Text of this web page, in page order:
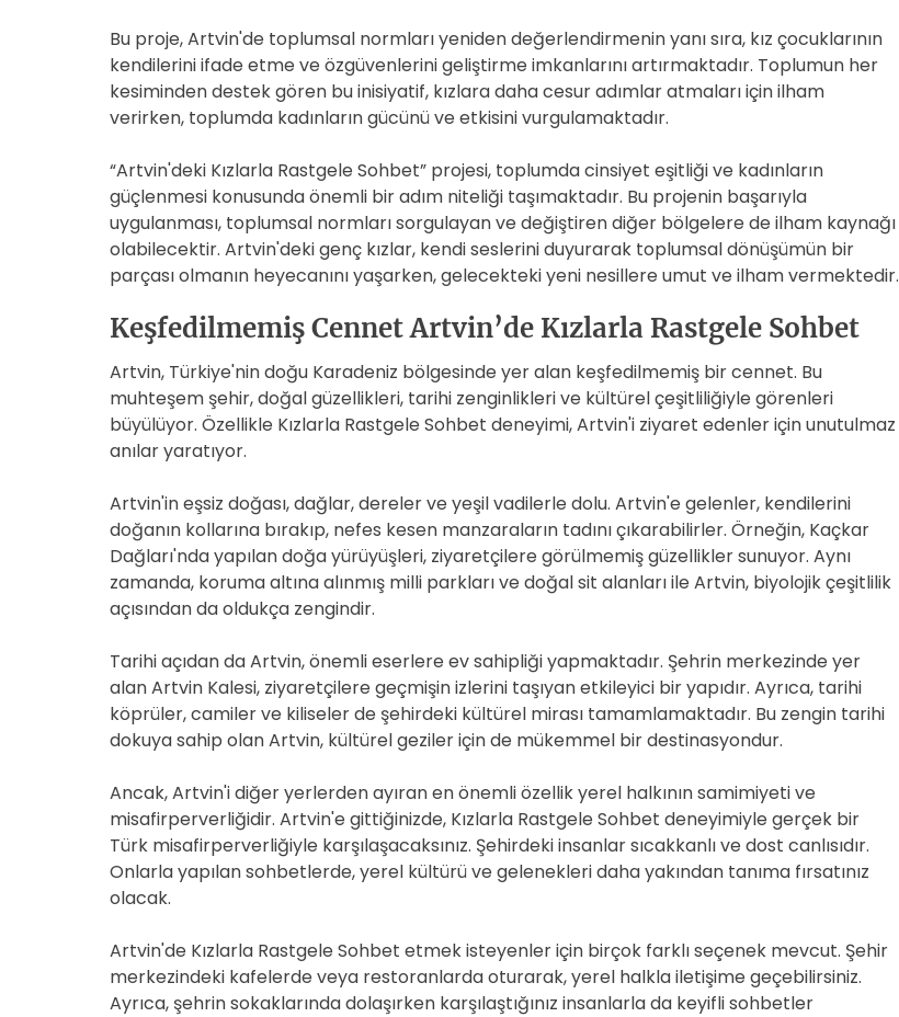
Bu proje, Artvin'de toplumsal normları yeniden değerlendirmenin yanı sıra, kız çocuklarının
kendilerini ifade etme ve özgüvenlerini geliştirme imkanlarını artırmaktadır. Toplumun her
kesiminden destek gören bu inisiyatif, kızlara daha cesur adımlar atmaları için ilham
verirken, toplumda kadınların gücünü ve etkisini vurgulamaktadır.
“Artvin'deki Kızlarla Rastgele Sohbet” projesi, toplumda cinsiyet eşitliği ve kadınların
güçlenmesi konusunda önemli bir adım niteliği taşımaktadır. Bu projenin başarıyla
uygulanması, toplumsal normları sorgulayan ve değiştiren diğer bölgelere de ilham kaynağı
olabilecektir. Artvin'deki genç kızlar, kendi seslerini duyurarak toplumsal dönüşümün bir
parçası olmanın heyecanını yaşarken, gelecekteki yeni nesillere umut ve ilham vermektedir.
Keşfedilmemiş Cennet Artvin’de Kızlarla Rastgele Sohbet
Artvin, Türkiye'nin doğu Karadeniz bölgesinde yer alan keşfedilmemiş bir cennet. Bu
muhteşem şehir, doğal güzellikleri, tarihi zenginlikleri ve kültürel çeşitliliğiyle görenleri
büyülüyor. Özellikle Kızlarla Rastgele Sohbet deneyimi, Artvin'i ziyaret edenler için unutulmaz
anılar yaratıyor.
Artvin'in eşsiz doğası, dağlar, dereler ve yeşil vadilerle dolu. Artvin'e gelenler, kendilerini
doğanın kollarına bırakıp, nefes kesen manzaraların tadını çıkarabilirler. Örneğin, Kaçkar
Dağları'nda yapılan doğa yürüyüşleri, ziyaretçilere görülmemiş güzellikler sunuyor. Aynı
zamanda, koruma altına alınmış milli parkları ve doğal sit alanları ile Artvin, biyolojik çeşitlilik
açısından da oldukça zengindir.
Tarihi açıdan da Artvin, önemli eserlere ev sahipliği yapmaktadır. Şehrin merkezinde yer
alan Artvin Kalesi, ziyaretçilere geçmişin izlerini taşıyan etkileyici bir yapıdır. Ayrıca, tarihi
köprüler, camiler ve kiliseler de şehirdeki kültürel mirası tamamlamaktadır. Bu zengin tarihi
dokuya sahip olan Artvin, kültürel geziler için de mükemmel bir destinasyondur.
Ancak, Artvin'i diğer yerlerden ayıran en önemli özellik yerel halkının samimiyeti ve
misafirperverliğidir. Artvin'e gittiğinizde, Kızlarla Rastgele Sohbet deneyimiyle gerçek bir
Türk misafirperverliğiyle karşılaşacaksınız. Şehirdeki insanlar sıcakkanlı ve dost canlısıdır.
Onlarla yapılan sohbetlerde, yerel kültürü ve gelenekleri daha yakından tanıma fırsatınız
olacak.
Artvin'de Kızlarla Rastgele Sohbet etmek isteyenler için birçok farklı seçenek mevcut. Şehir
merkezindeki kafelerde veya restoranlarda oturarak, yerel halkla iletişime geçebilirsiniz.
Ayrıca, şehrin sokaklarında dolaşırken karşılaştığınız insanlarla da keyifli sohbetler